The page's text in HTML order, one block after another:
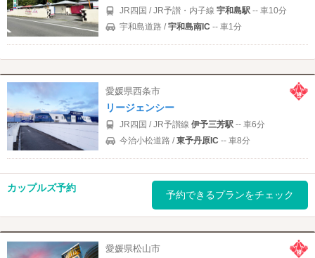
JR四国 / JR予讃・内子線 宇和島駅 -- 車10分
宇和島道路 /宇和島南IC -- 車1分
愛媛県西条市
リージェンシー
JR四国 / JR予讃線 伊予三芳駅 -- 車6分
今治小松道路 /東予丹原IC -- 車8分
カップルズ予約
予約できるプランをチェック
愛媛県松山市